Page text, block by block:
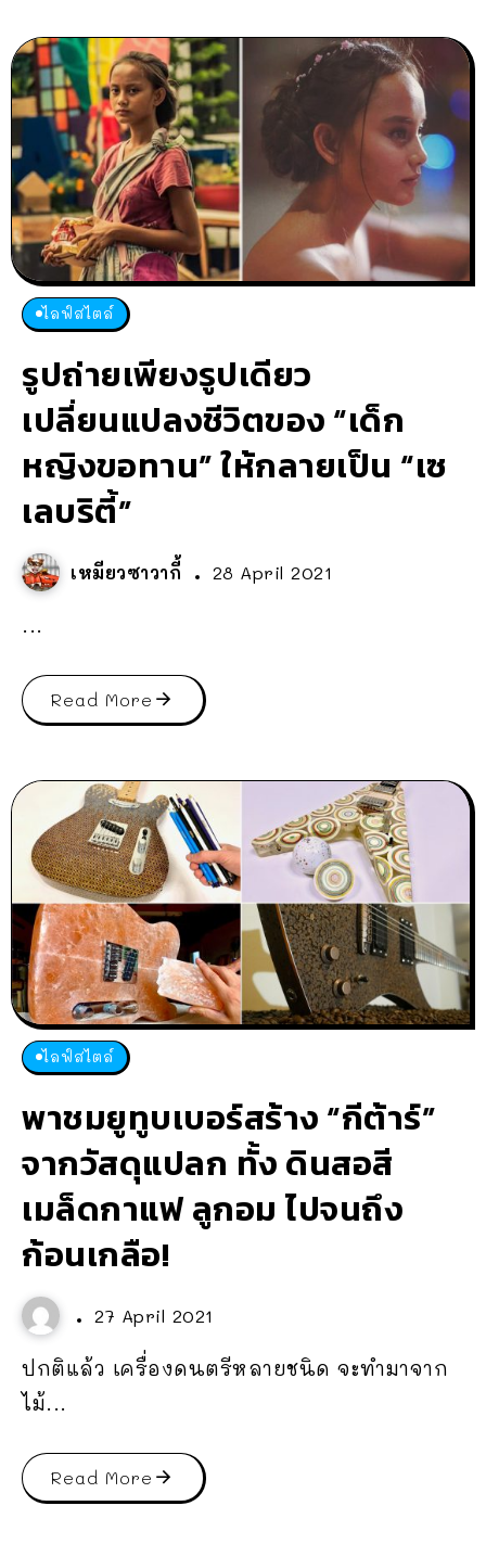
ไลฟ์สไตล์
รูปถ่ายเพียงรูปเดียว
เปลี่ยนแปลงชีวิตของ “เด็ก
หญิงขอทาน” ให้กลายเป็น “เซ
เลบริตี้”
เหมียวซาวากี้ 28 April 2021
...
Read More
ไลฟ์สไตล์
พาชมยูทูบเบอร์สร้าง “กีต้าร์”
จากวัสดุแปลก ทั้ง ดินสอสี
เมล็ดกาแฟ ลูกอม ไปจนถึง
ก้อนเกลือ!
27 April 2021
ปกติแล้ว เครื่องดนตรีหลายชนิด จะทำมาจาก
ไม้...
Read More